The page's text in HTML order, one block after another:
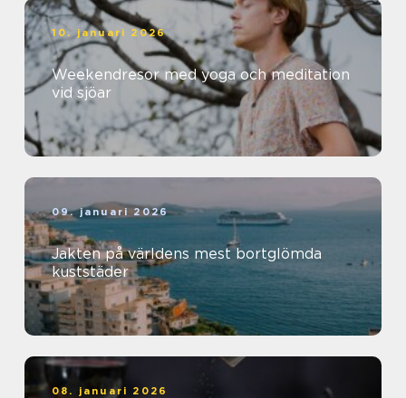
10. januari 2026
Weekendresor med yoga och meditation
vid sjöar
09. januari 2026
Jakten på världens mest bortglömda
kuststäder
08. januari 2026